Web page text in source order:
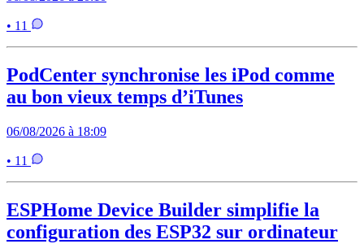
• 11
PodCenter synchronise les iPod comme
au bon vieux temps d’iTunes
06/08/2026 à 18:09
• 11
ESPHome Device Builder simplifie la
configuration des ESP32 sur ordinateur